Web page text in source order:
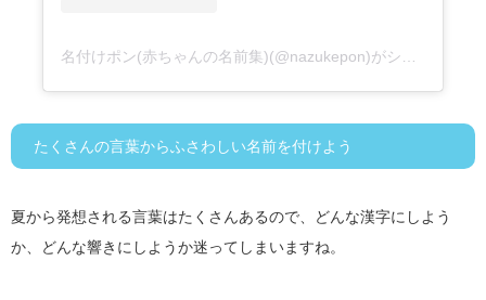
名付けポン(赤ちゃんの名前集)(@nazukepon)がシェアした投稿
たくさんの言葉からふさわしい名前を付けよう
夏から発想される言葉はたくさんあるので、どんな漢字にしよう
か、どんな響きにしようか迷ってしまいますね。